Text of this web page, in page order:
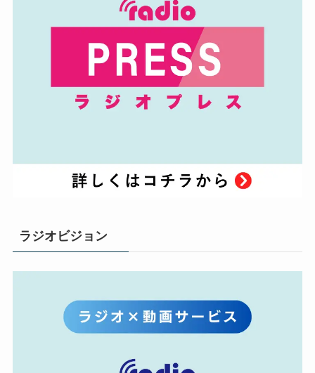
ラジオビジョン